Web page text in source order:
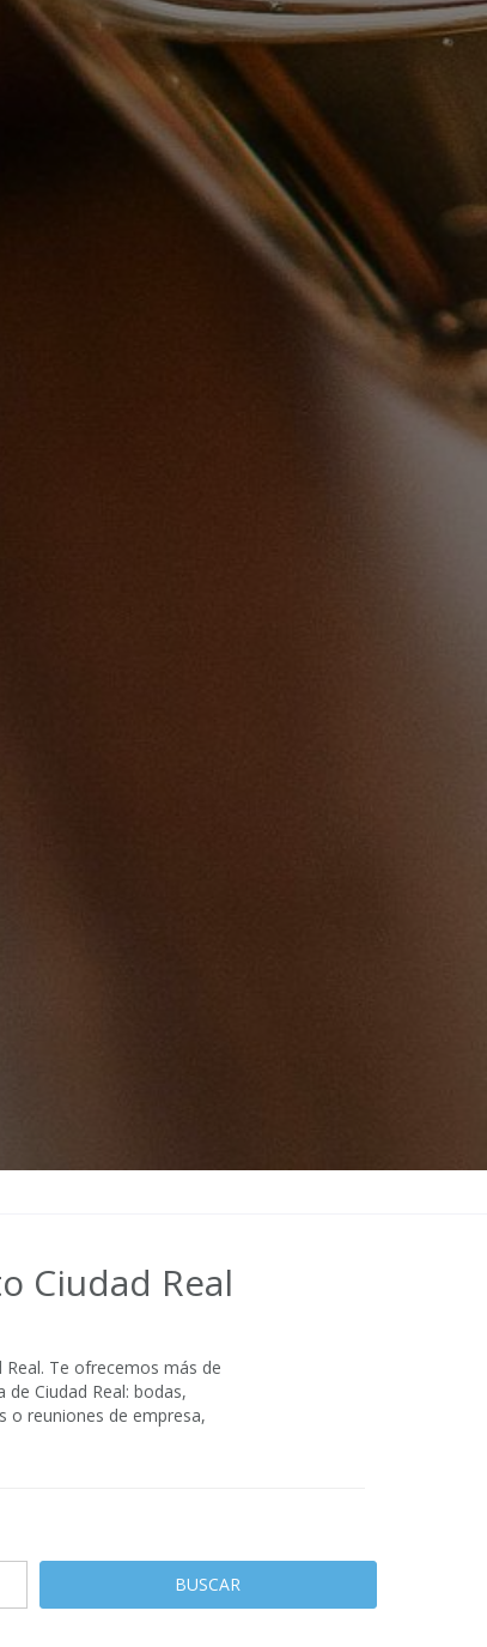
Ciudad Real
Te ofrecemos más de
Ciudad Real: bodas,
o reuniones de empresa,
BUSCAR